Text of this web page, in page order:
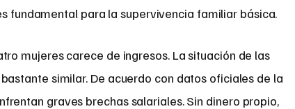
fundamental para la supervivencia familiar básica.
mujeres carece de ingresos. La situación de las
similar. De acuerdo con datos oficiales de la
graves brechas salariales. Sin dinero propio,